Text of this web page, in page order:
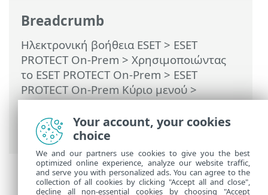
Breadcrumb
Ηλεκτρονική βοήθεια ESET> ESET
PROTECT On-Prem > Χρησιμοποιώντας
το ESET PROTECT On-Prem > ESET
PROTECT On-Prem Κύριο μενού>
Υπολογιστές>Ομάδες> Αντιστοίχιση
εργασίας υπολογιστή-πελάτη σε μια
ομάδα
Your account, your cookies
choice
We and our partners use cookies to give you the best
optimized online experience, analyze our website traffic,
and serve you with personalized ads. You can agree to the
collection of all cookies by clicking "Accept all and close",
decline all non-essential cookies by choosing "Accept